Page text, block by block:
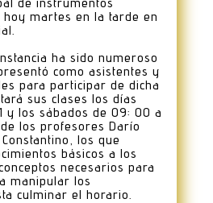
hoy martes en la tarde en
ha sido numeroso
como asistentes y
para participar de dicha
sus clases los días
y los sábados de 09: 00 a
los profesores Darío
los que
básicos a los
necesarios para
manipular los
culminar el horario.